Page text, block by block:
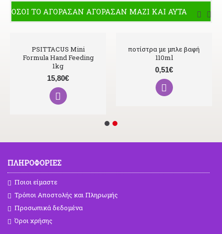
ΟΣΟΙ ΤΟ ΑΓΟΡΑΣΑΝ ΑΓΟΡΑΣΑΝ ΜΑΖΙ ΚΑΙ ΑΥΤΑ
PSITTACUS Mini
Formula Hand Feeding
1kg
15,80€
ποτίστρα με μπλε βαφή
110ml
0,51€
ΠΛΗΡΟΦΟΡΙΕΣ
Ποιοι είμαστε
Τρόποι Αποστολής και Πληρωμής
Προσωπικά δεδομένα
Όροι χρήσης